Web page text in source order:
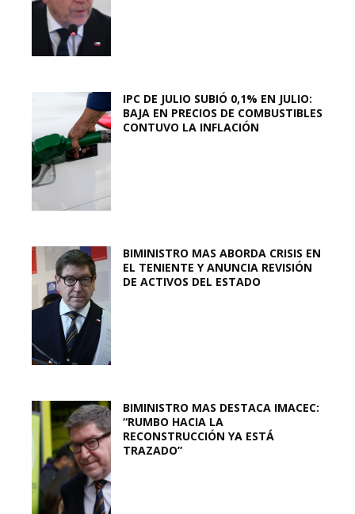
IPC DE JULIO SUBIÓ 0,1% EN JULIO:
BAJA EN PRECIOS DE COMBUSTIBLES
CONTUVO LA INFLACIÓN
BIMINISTRO MAS ABORDA CRISIS EN
EL TENIENTE Y ANUNCIA REVISIÓN
DE ACTIVOS DEL ESTADO
BIMINISTRO MAS DESTACA IMACEC:
“RUMBO HACIA LA
RECONSTRUCCIÓN YA ESTÁ
TRAZADO”